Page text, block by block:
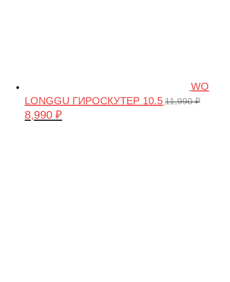
WO
LONGGU ГИРОСКУТЕР 10.5 11,990₽
Первоначальная
8,990 ₽